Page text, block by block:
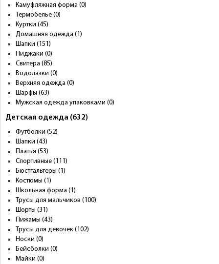
Камуфляжная форма (0)
Термобельё (0)
Куртки (45)
Домашняя одежда (1)
Шапки (151)
Пиджаки (0)
Свитера (85)
Водолазки (0)
Верхняя одежда (0)
Шарфы (63)
Мужская одежда упаковками (0)
Детская одежда (632)
Футболки (52)
Шапки (43)
Платья (53)
Спортивные (111)
Бюстгальтеры (1)
Костюмы (1)
Школьная форма (1)
Трусы для мальчиков (100)
Шорты (31)
Пижамы (43)
Трусы для девочек (102)
Носки (0)
Бейсболки (0)
Майки (0)